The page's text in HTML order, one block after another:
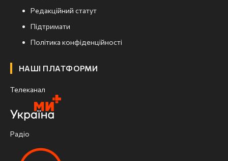
Редакційний статут
Підтримати
Політика конфіденційності
НАШІ ПЛАТФОРМИ
Телеканал
Радіо